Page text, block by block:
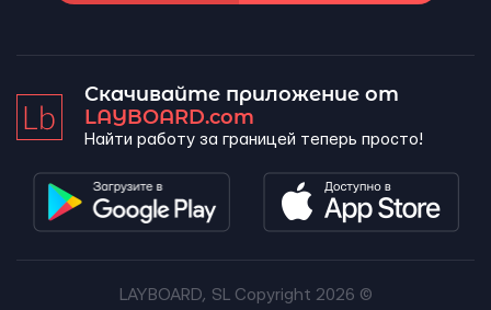
Скачивайте приложение от
LAYBOARD.com
Найти работу за границей теперь просто!
LAYBOARD, SL Copyright 2026 ©